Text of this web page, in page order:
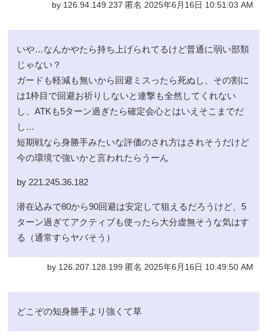
by 126.94.149.237 匿名 2025年6月16日 10:51:03 AM
いや…なんかやたら持ち上げられてるけど普通に弱い部類
じゃない？
ガードも軽減も無いから回避ミスったら死ぬし、その割に
は1枠目で回避お祈りしないと連撃も全然してくれない
し、ATKも5ターン過ぎたら確定会心とはいえそこまでだ
し…
短期戦なら身勝手みたいな評価のされ方はされそうだけど
今の環境で強いかと言われたらうーん
by 221.245.36.182
潜在込みで80から90回避は安定して狙えるだろうけど、5
ターン過ぎてアクティブも使ったら大分虚無そうな気はす
る（通常すらヤバそう）
by 126.207.128.199 匿名 2025年6月16日 10:49:50 AM
どこぞの知身勝手より強くて草